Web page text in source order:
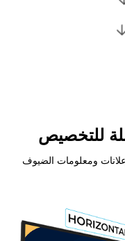
للتخصيص
ومعلومات الضيوف